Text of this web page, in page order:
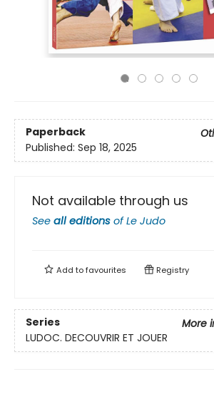
Paperback
Published: Sep 18, 2025
Not available through us
See all editions ofLe Judo
Add tofavourites Registry
Series
More
LUDOC. DECOUVRIR ET JOUER